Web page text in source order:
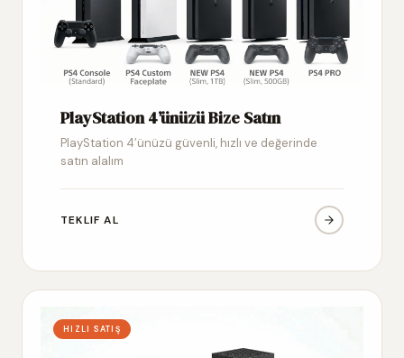
PlayStation 4’ünüzü Bize Satın
PlayStation 4’ünüzü güvenli, hızlı ve değerinde
satın alalım
TEKLIF AL
HIZLI SATIŞ